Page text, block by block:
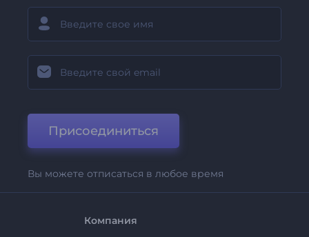
Присоединиться
Вы можете отписаться в любое время
Компания